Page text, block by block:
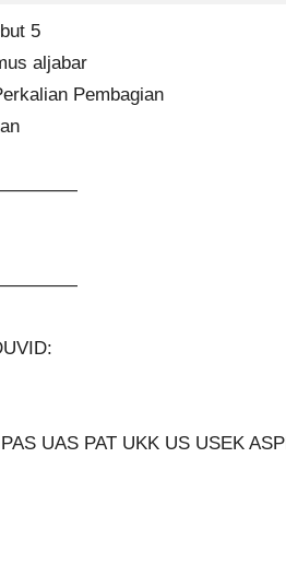
5
aljabar
Pembagian
UAS PAT UKK US USEK